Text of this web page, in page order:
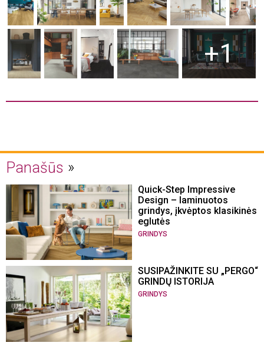
+1
Panašūs
Quick-Step Impressive
Design – laminuotos
grindys, įkvėptos klasikinės
eglutės
GRINDYS
SUSIPAŽINKITE SU „PERGO“
GRINDŲ ISTORIJA
GRINDYS